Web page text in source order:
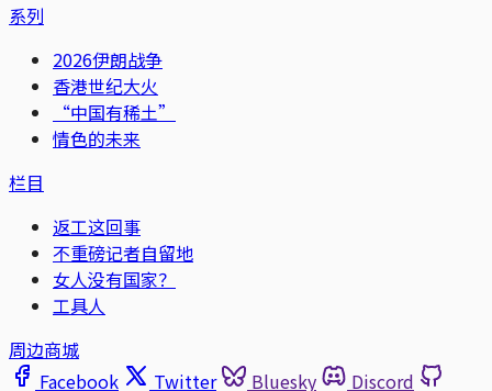
系列
2026伊朗战争
香港世纪大火
“中国有稀土”
情色的未来
栏目
返工这回事
不重磅记者自留地
女人没有国家？
工具人
周边商城
Facebook
Twitter Bluesky
Discord